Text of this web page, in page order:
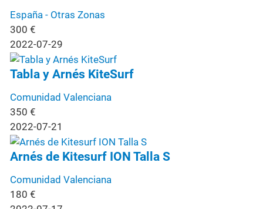
España - Otras Zonas
300 €
2022-07-29
Tabla y Arnés KiteSurf
Comunidad Valenciana
350 €
2022-07-21
Arnés de Kitesurf ION Talla S
Comunidad Valenciana
180 €